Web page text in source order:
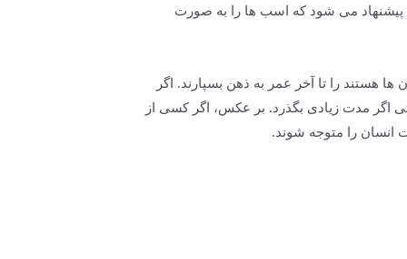
پیشنهاد می شود که اسب ها را به صورت
هستند را تا آخر عمر به ذهن بسپارند. اگر
مدت زیادی بگذرد. بر عکس، اگر کسی از
را متوجه شوند.